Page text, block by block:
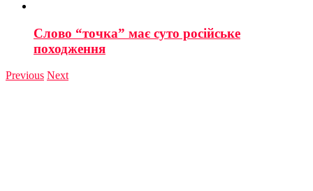
Слово “точка” має суто російське
походження
Previous Next